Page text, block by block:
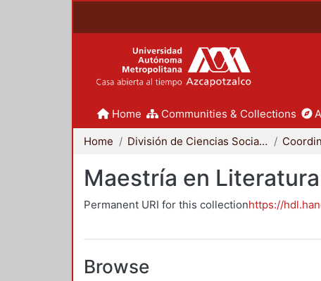
Home Communities & Collections
Home División de Ciencias Sociales y Humanidades
Maestría en
Permanent URI for this collectionhttps://
Browse